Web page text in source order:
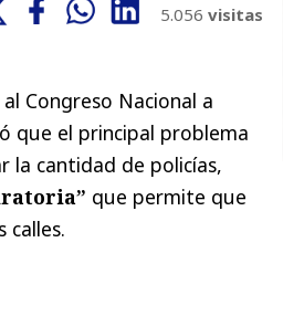
5.056 visitas
Congreso Nacional a
que el principal problema
la cantidad de policías,
que permite que
calles.